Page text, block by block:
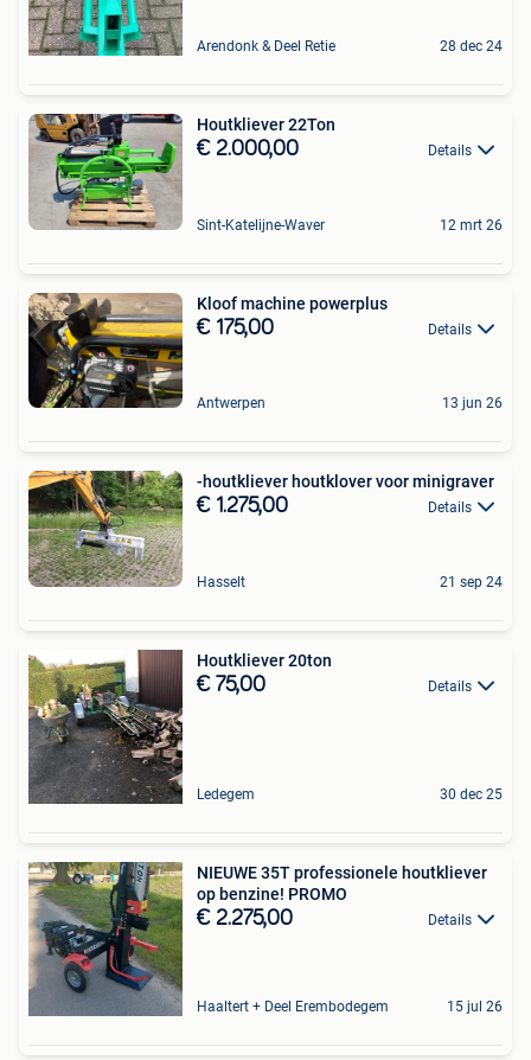
Arendonk & Deel Retie 28 dec 24
Houtkliever 22Ton
€ 2.000,00 Details
Sint-Katelijne-Waver 12 mrt 26
Kloof machine powerplus
€ 175,00 Details
Antwerpen 13 jun 26
-houtkliever houtklover voor minigraver
€ 1.275,00 Details
Hasselt 21 sep 24
Houtkliever 20ton
€ 75,00 Details
Ledegem 30 dec 25
NIEUWE 35T professionele houtkliever
op benzine! PROMO
€ 2.275,00 Details
Haaltert + Deel Erembodegem 15 jul 26